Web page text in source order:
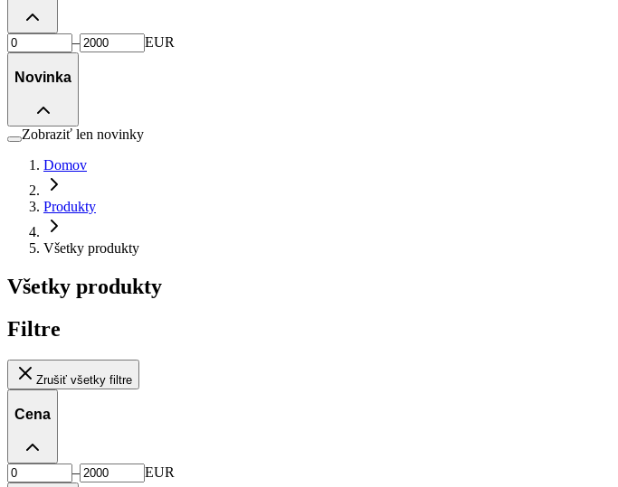
– EUR
Novinka
Zobraziť len novinky
Domov
Produkty
Všetky produkty
Všetky produkty
Filtre
Zrušiť všetky filtre
Cena
– EUR